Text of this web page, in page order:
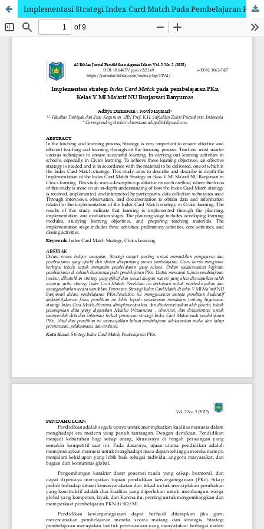
Implementasi Strategi Index Card Match Pada Pembelajaran Pkn Kelas V MI Ma'arif NU Banjarsari Banyumas